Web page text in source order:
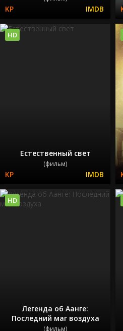
Естественный свет
(фильм)
HD
Легенда об Аанге:
Последний маг воздуха
(фильм)
HD